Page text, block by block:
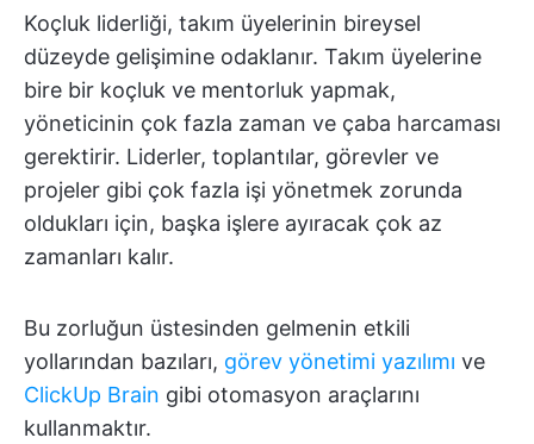
Koçluk liderliği, takım üyelerinin bireysel
düzeyde gelişimine odaklanır. Takım üyelerine
bire bir koçluk ve mentorluk yapmak,
yöneticinin çok fazla zaman ve çaba harcaması
gerektirir. Liderler, toplantılar, görevler ve
projeler gibi çok fazla işi yönetmek zorunda
oldukları için, başka işlere ayıracak çok az
zamanları kalır.
Bu zorluğun üstesinden gelmenin etkili
yollarından bazıları, görev yönetimi yazılımı ve
ClickUp Brain gibi otomasyon araçlarını
kullanmaktır.